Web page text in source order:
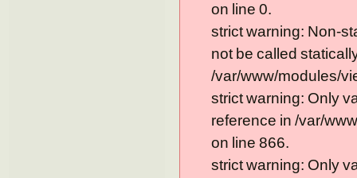
on line 0.
strict warning: Non-
not be called
/var/www/modules/
strict warning: Only
reference in /var/
on line 866.
strict warning: Only